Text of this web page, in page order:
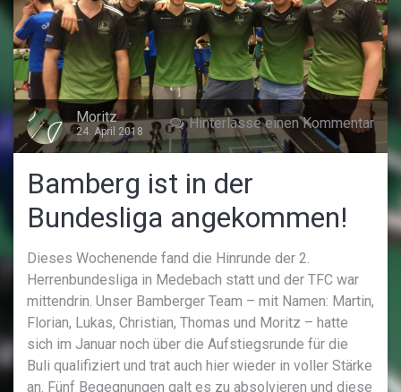
Hinterlasse einen Kommentar
Moritz
24. April 2018
Bamberg ist in der
Bundesliga angekommen!
Dieses Wochenende fand die Hinrunde der 2.
Herrenbundesliga in Medebach statt und der TFC war
mittendrin. Unser Bamberger Team – mit Namen: Martin,
Florian, Lukas, Christian, Thomas und Moritz – hatte
sich im Januar noch über die Aufstiegsrunde für die
Buli qualifiziert und trat auch hier wieder in voller Stärke
an. Fünf Begegnungen galt es zu absolvieren und diese